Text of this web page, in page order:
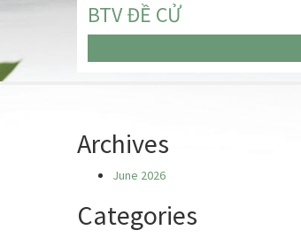
BTV ĐỀ CỬ
Archives
June 2026
Categories